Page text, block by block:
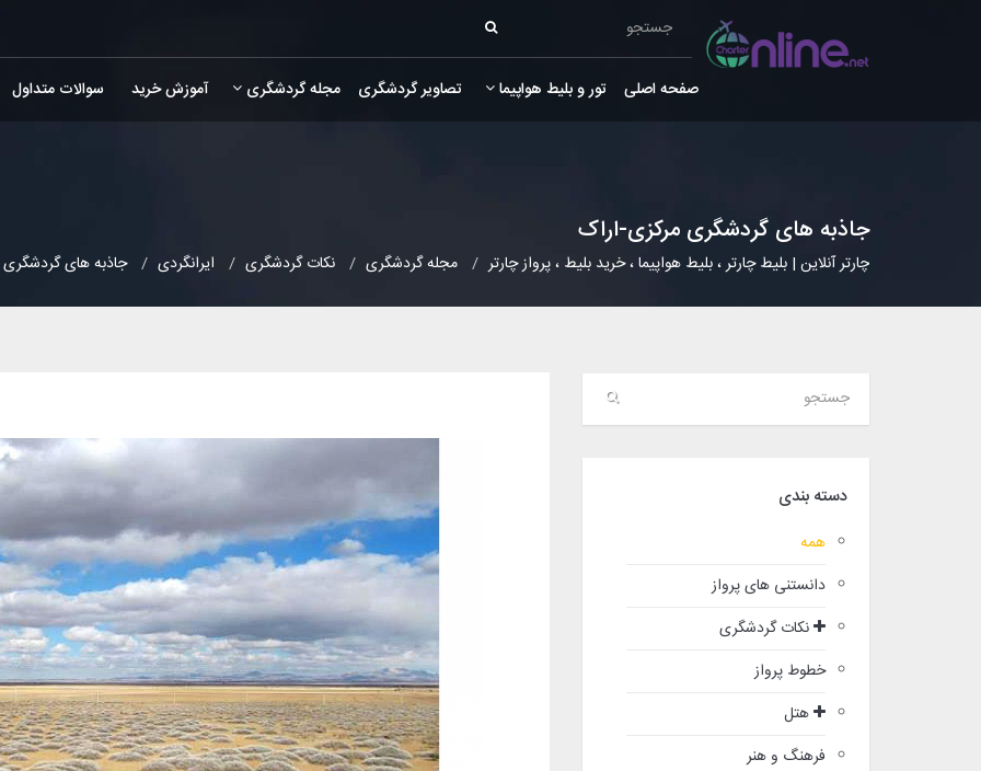
صفحه اصلی تور و بلیط هواپیما تصاویر گردشگری مجله گردشگری آموزش خرید سوالات متداول
جاذبه های گردشگری مرکزی-اراک
چارتر آنلاین | بلیط چارتر ، بلیط هواپیما ، خرید بلیط ، پرواز چارتر مجله گردشگری نکات گردشگری ایرانگردی جاذبه های
دسته بندی
همه
دانستنی های پرواز
نکات گردشگری
خطوط پرواز
هتل
فرهنگ و هنر